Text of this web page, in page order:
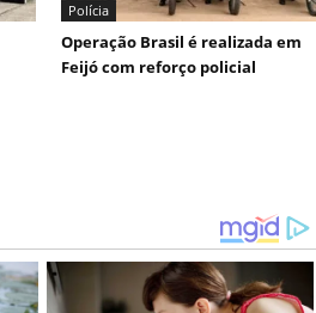
Polícia
Operação Brasil é realizada em
Feijó com reforço policial